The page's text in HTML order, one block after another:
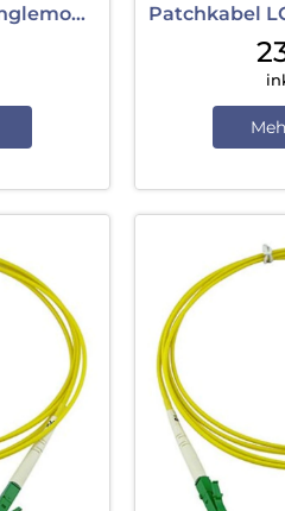
Patchkabel
15